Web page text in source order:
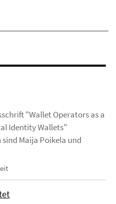
"Wallet Operators as a
Identity Wallets"
Maija Poikela und